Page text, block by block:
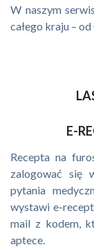
W naszym
całego kraju –
E-
Recepta na
zalogować się
pytania
wystawi e-
mail z kodem,
aptece.